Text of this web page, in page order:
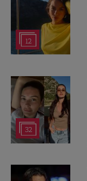
12
32